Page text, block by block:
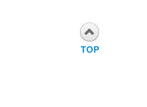
TOP